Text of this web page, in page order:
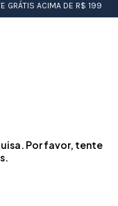
GRÁTIS ACIMA DE R$ 199
Por favor, tente